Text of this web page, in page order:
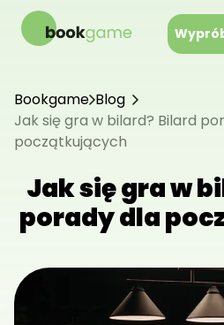
Bookgame Blog
Jak się gra w bilard? Bilard
początkujących
Jak się gra w
porady dla